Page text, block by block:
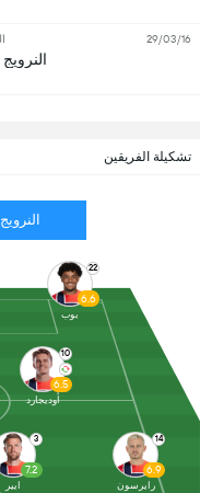
تشكيلة الفريقين
النرويج
3
7.2
ايير
14
6.9
رايرسون
10
6.5
أوديجارد
22
6.6
بوب
النرويج
29/03/16